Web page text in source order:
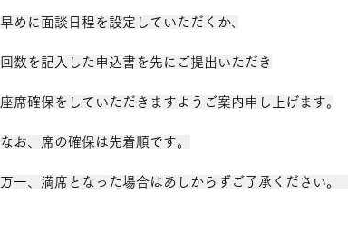
早めに面談日程を設定していただくか､
回数を記入した申込書を先にご提出いただき
座席確保をしていただきますようご案内申し上げます｡
なお、席の確保は先着順です。
万一、満席となった場合はあしからずご了承ください。